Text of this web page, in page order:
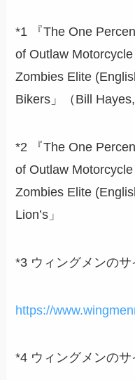
*1 『The One
of Outlaw
Zombies Elite
Bikers」（Bill
*2 『The One
of Outlaw
Zombies Elite
Lion’s」
*3 ウィングメンの
https://
*4 ウィングメンのサ